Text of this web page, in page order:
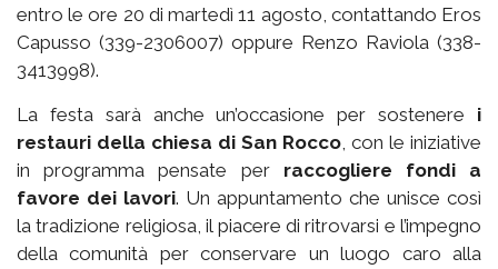
entro le ore 20 di martedì 11 agosto, contattando Eros
Capusso (339-2306007) oppure Renzo Raviola (338-
3413998).
La festa sarà anche un’occasione per sostenere i
restauri della chiesa di San Rocco, con le iniziative
in programma pensate per raccogliere fondi a
favore dei lavori. Un appuntamento che unisce così
la tradizione religiosa, il piacere di ritrovarsi e l’impegno
della comunità per conservare un luogo caro alla